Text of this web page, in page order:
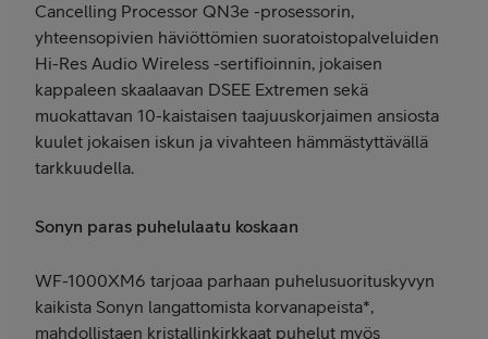
Cancelling Processor QN3e -prosessorin,
yhteensopivien häviöttömien suoratoistopalveluiden
Hi-Res Audio Wireless -sertifioinnin, jokaisen
kappaleen skaalaavan DSEE Extremen sekä
muokattavan 10-kaistaisen taajuuskorjaimen ansiosta
kuulet jokaisen iskun ja vivahteen hämmästyttävällä
tarkkuudella.
Sonyn paras puhelulaatu koskaan
WF-1000XM6 tarjoaa parhaan puhelusuorituskyvyn
kaikista Sonyn langattomista korvanapeista*,
mahdollistaen kristallinkirkkaat puhelut myös